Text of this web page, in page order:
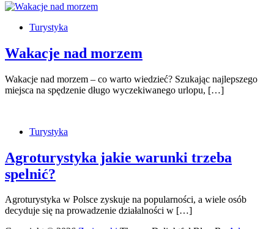
Turystyka
Wakacje nad morzem
Wakacje nad morzem – co warto wiedzieć? Szukając najlepszego
miejsca na spędzenie długo wyczekiwanego urlopu, […]
Turystyka
Agroturystyka jakie warunki trzeba
spelnić?
Agroturystyka w Polsce zyskuje na popularności, a wiele osób
decyduje się na prowadzenie działalności w […]